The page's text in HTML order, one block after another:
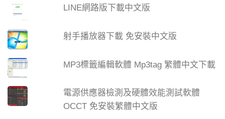
LINE網路版下載中文版
射手播放器下載 免安裝中文版
MP3標籤編輯軟體 Mp3tag 繁體中文下載
電源供應器檢測及硬體效能測試軟體
OCCT 免安裝繁體中文版